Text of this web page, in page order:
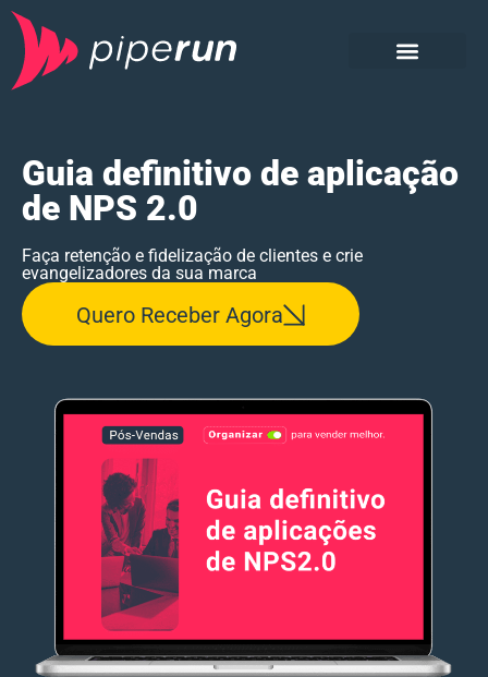
Guia definitivo de aplicação
de NPS 2.0
Faça retenção e fidelização de clientes e crie
evangelizadores da sua marca​
Quero Receber Agora